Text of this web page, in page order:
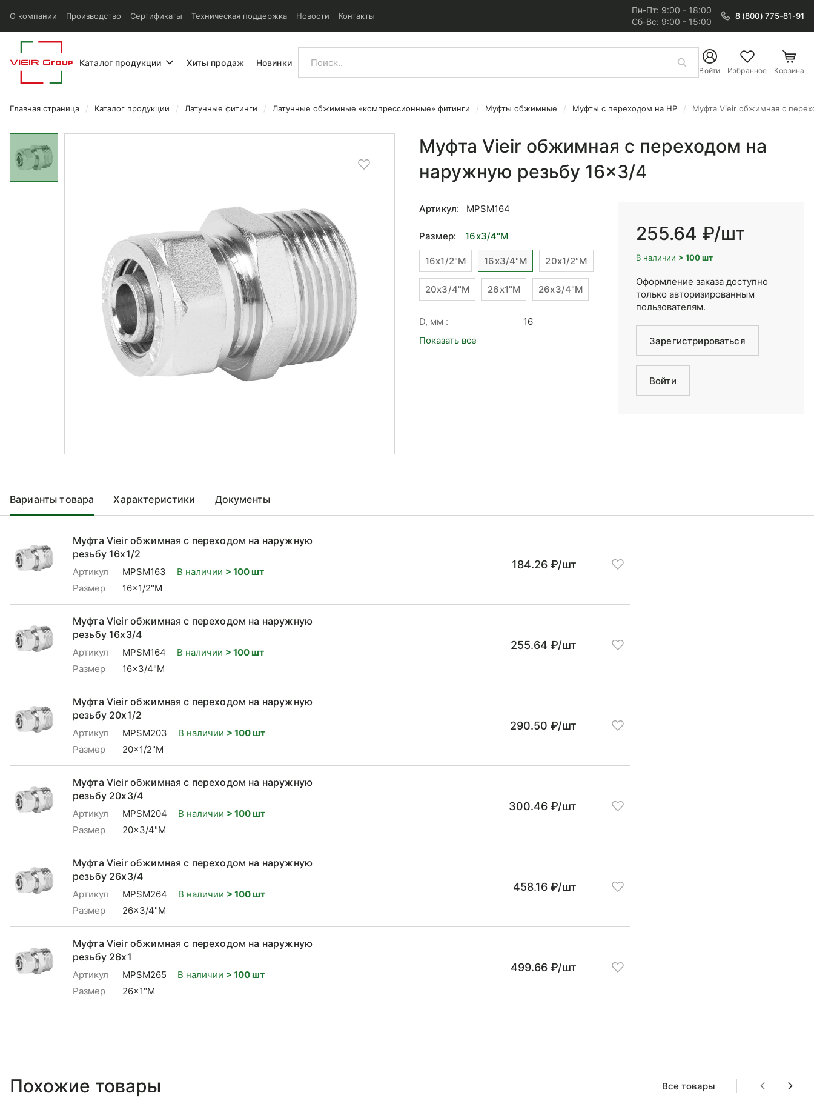
О компании Производство Сертификаты Техническая поддержка Новости Контакты
Пн-Пт: 9:00 - 18:00
Сб-Вс: 9:00 - 15:00
8 (800) 775-81-91
Каталог продукции Хиты продаж Новинки
Войти Избранное Корзина
Главная страница Каталог продукции Латунные фитинги Латунные обжимные «компрессионные» фитинги Муфты обжимные Муфты с переходом на НР Муфта Vieir обжимная с
Муфта Vieir обжимная с переходом на
наружную резьбу 16x3/4
Артикул: MPSM164
Размер: 16x3/4"M
16x1/2"M 16x3/4"M 20x1/2"M
20x3/4"M 26x1"M 26x3/4"M
D, мм :
16
Показать все
255.64 ₽/шт
В наличии > 100 шт
Оформление заказа доступно
только авторизированным
пользователям.
Зарегистрироваться
Войти
Варианты товара Характеристики Документы
Муфта Vieir обжимная с переходом на наружную
резьбу 16x1/2
Артикул MPSM163 В наличии > 100 шт
Размер
16x1/2"M
184.26 ₽/шт
Муфта Vieir обжимная с переходом на наружную
резьбу 16x3/4
Артикул MPSM164 В наличии > 100 шт
Размер
16x3/4"M
255.64 ₽/шт
Муфта Vieir обжимная с переходом на наружную
резьбу 20x1/2
Артикул MPSM203 В наличии > 100 шт
Размер
20x1/2"M
290.50 ₽/шт
Муфта Vieir обжимная с переходом на наружную
резьбу 20x3/4
Артикул MPSM204 В наличии > 100 шт
Размер
20x3/4"M
300.46 ₽/шт
Муфта Vieir обжимная с переходом на наружную
резьбу 26x3/4
Артикул MPSM264 В наличии > 100 шт
Размер
26x3/4"M
458.16 ₽/шт
Муфта Vieir обжимная с переходом на наружную
резьбу 26x1
Артикул MPSM265 В наличии > 100 шт
Размер
26x1"M
499.66 ₽/шт
Похожие товары Все товары